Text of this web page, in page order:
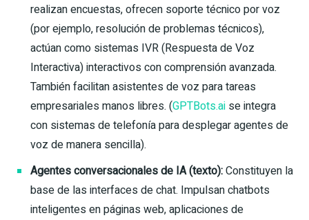
realizan encuestas, ofrecen soporte técnico por voz
(por ejemplo, resolución de problemas técnicos),
actúan como sistemas IVR (Respuesta de Voz
Interactiva) interactivos con comprensión avanzada.
También facilitan asistentes de voz para tareas
empresariales manos libres. (GPTBots.ai se integra
con sistemas de telefonía para desplegar agentes de
voz de manera sencilla).
Agentes conversacionales de IA (texto):Constituyen la
base de las interfaces de chat. Impulsan chatbots
inteligentes en páginas web, aplicaciones de